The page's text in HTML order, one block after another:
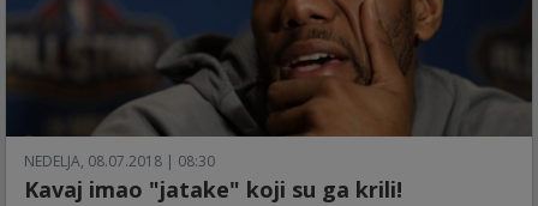
NEDELJA, 08.07.2018 | 08:30
Kavaj imao "jatake" koji su ga krili!